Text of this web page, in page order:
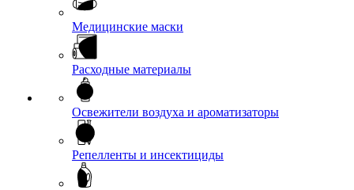
Медицинские маски
Расходные материалы
Освежители воздуха и ароматизаторы
Репелленты и инсектициды